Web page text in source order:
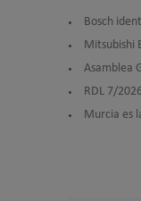
Bosch
Mitsubishi
Asamblea
RDL 7/
Murcia es